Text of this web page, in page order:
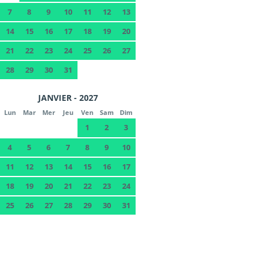
7
8 9 10 11 12
13
14
15 16 17 18 19
20
21
22 23 24 25 26
27
28
29 30 31
JANVIER - 2027
Lun Mar Mer Jeu Ven Sam Dim
1 2
3
4
5 6 7 8 9
10
11
12 13 14 15 16
17
18
19 20 21 22 23
24
25
26 27 28 29 30 31